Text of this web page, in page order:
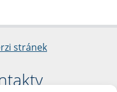
stránek